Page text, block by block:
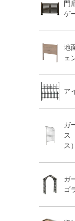
門
ゲ
地
ェ
ア
ガ
ス
ス）
ガ
ゴ